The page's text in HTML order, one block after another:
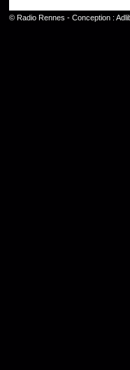
© Radio Rennes - Conception :